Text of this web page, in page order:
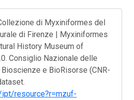
di Myxiniformes del
di Firenze | Myxiniformes
History Museum of
Consiglio Nazionale delle
e BioRisorse (CNR-
resource?r=mzuf-